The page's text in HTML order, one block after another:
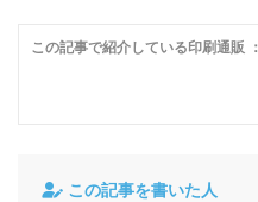
この記事で紹介している印刷通販 ：
この記事を書いた人